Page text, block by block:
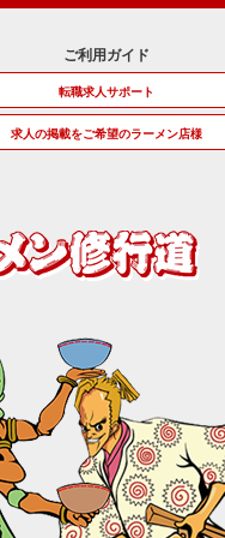
ご利用ガイド
転職求人サポート
求人の掲載をご希望のラーメン店様